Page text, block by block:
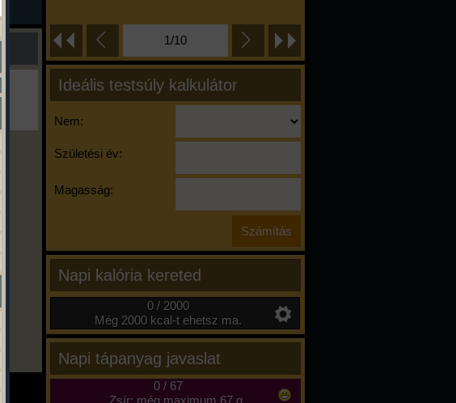
1/10
Ideális testsúly kalkulátor
Nem:
Születési év:
Magasság:
Napi kalória kereted
0 / 2000
Még 2000 kcal-t ehetsz ma.
Napi tápanyag javaslat
0/ 67
Zsír: még maximum 67 g